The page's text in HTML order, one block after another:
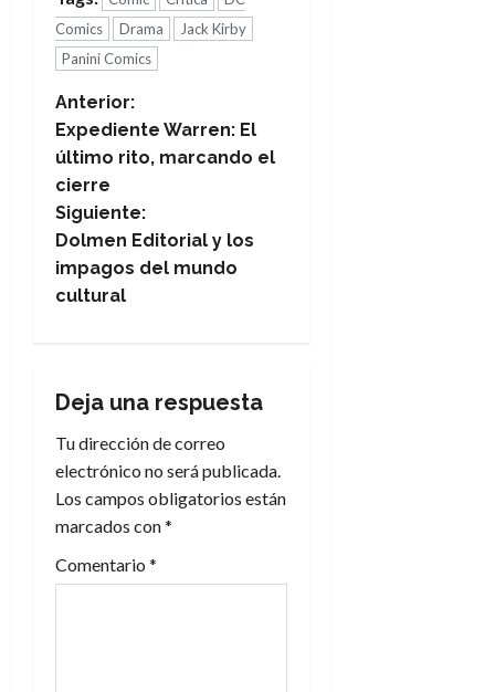
Comics
Drama
Jack Kirby
Panini Comics
N
a
v
e
g
c
i
ó
n
d
Anterior:
Expediente Warren: El
último rito, marcando el
cierre
Siguiente:
Dolmen Editorial y los
impagos del mundo
cultural
Deja una respuesta
Tu dirección de correo
electrónico no será publicada.
Los campos obligatorios están
marcados con*
Comentario *